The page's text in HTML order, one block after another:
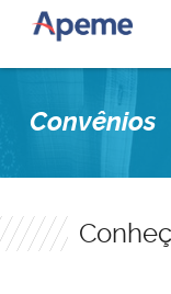
Convênios